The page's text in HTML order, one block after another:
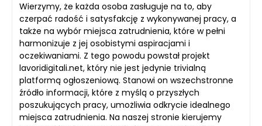
Wierzymy, że każda osoba zasługuje na to, aby
czerpać radość i satysfakcję z wykonywanej pracy, a
także na wybór miejsca zatrudnienia, które w pełni
harmonizuje z jej osobistymi aspiracjami i
oczekiwaniami. Z tego powodu powstał projekt
lavoridigitali.net, który nie jest jedynie trivialną
platformą ogłoszeniową. Stanowi on wszechstronne
źródło informacji, które z myślą o przyszłych
poszukujących pracy, umożliwia odkrycie idealnego
miejsca zatrudnienia. Na naszej stronie kierujemy